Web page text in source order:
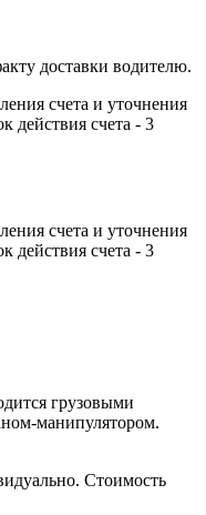
доставки водителю.
счета и уточнения
действия счета - 3
счета и уточнения
действия счета - 3
грузовыми
манипулятором.
Стоимость